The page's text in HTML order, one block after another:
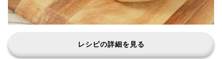
レシピの詳細を見る